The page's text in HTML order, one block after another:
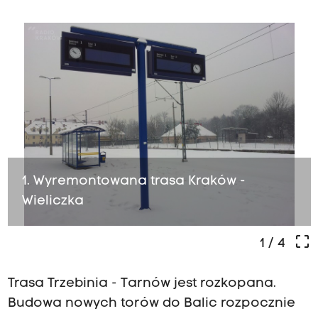
1. Wyremontowana trasa Kraków -
Wieliczka
crop_free
1 / 4
Trasa Trzebinia - Tarnów jest rozkopana.
Budowa nowych torów do Balic rozpocznie